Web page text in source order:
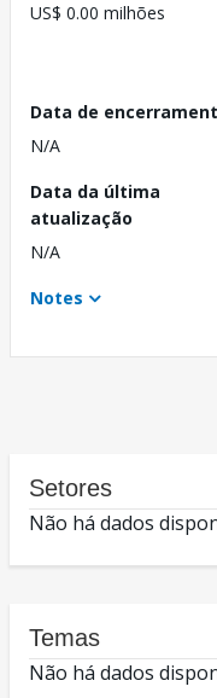
US$ 0.00 milhões
Data de
N/A
Data da última
atualização
N/A
Notes
Setores
Não há dados
Temas
Não há dados